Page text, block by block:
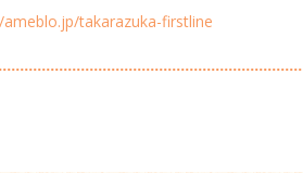
takarazuka-firstline